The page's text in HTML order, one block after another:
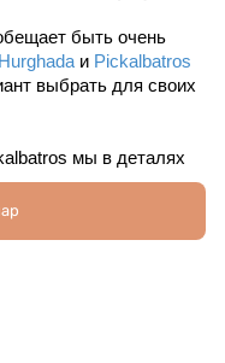
быть очень
и Pickalbatros
выбрать для своих
мы в деталях